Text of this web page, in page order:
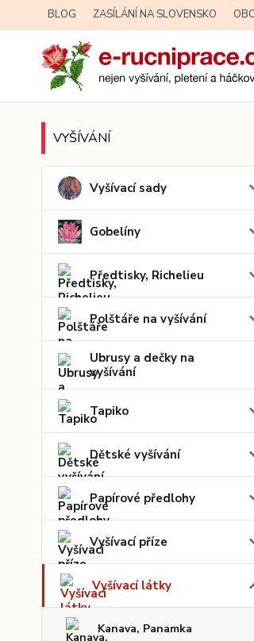
BLOG ZASÍLÁNÍ NA SLOVENSKO
VYŠÍVÁNÍ
Vyšívací sady
Gobelíny
Předtisky, Richelieu
Polštáře na vyšívání
Ubrusy a dečky na
vyšívání
Tapiko
Dětské vyšívání
Papírové předlohy
Vyšívací příze
Vyšívací látky
Kanava, Panamka